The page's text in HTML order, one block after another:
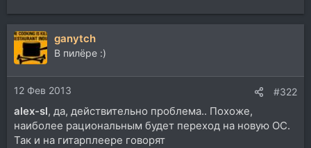
ganytch
В пилёре :)
12 Фев 2013 #322
alex-sl, да, действительно проблема.. Похоже,
наиболее рациональным будет переход на новую ОС.
Так и на гитарплеере говорят